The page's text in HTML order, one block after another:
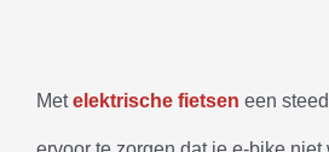
Metelektrische fietsen een